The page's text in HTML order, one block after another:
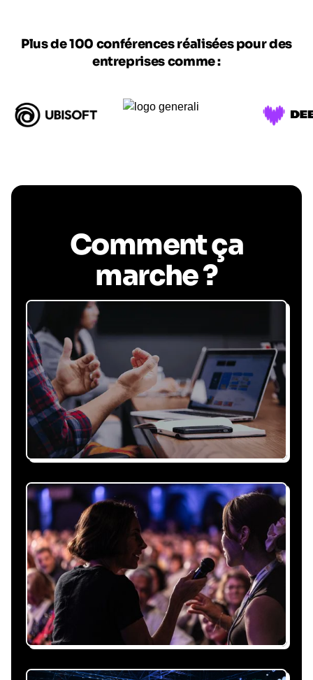
Plus de 100 conférences réalisées pour des
entreprises comme :
Comment ça
marche ?
Recevez une proposition
sous 24h
Expliquez-nous vos besoins, on vous répond
sous 24h avec une proposition
personnalisée, claire et adaptée à votre
événement et à vos contraintes.